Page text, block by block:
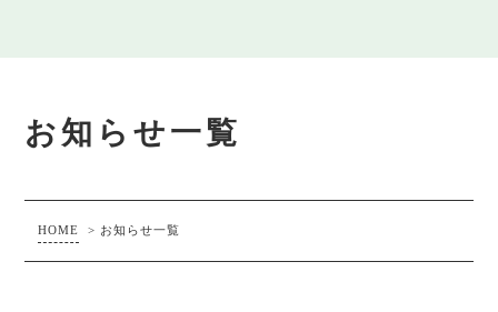
お知らせ一覧
HOME > お知らせ一覧